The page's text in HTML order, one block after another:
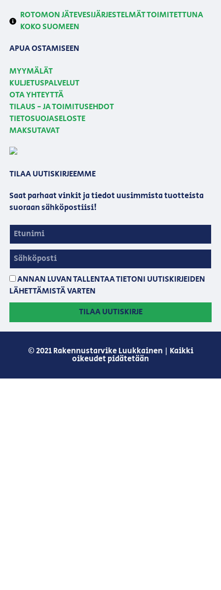
ROTOMON JÄTEVESIJÄRJESTELMÄT TOIMITETTUNA
KOKO SUOMEEN
APUA OSTAMISEEN
MYYMÄLÄT
KULJETUSPALVELUT
OTA YHTEYTTÄ
TILAUS - JA TOIMITUSEHDOT
TIETOSUOJASELOSTE
MAKSUTAVAT
TILAA UUTISKIRJEEMME
Saat parhaat vinkit ja tiedot uusimmista tuotteista
suoraan sähköpostiisi!
ANNAN LUVAN TALLENTAA TIETONI UUTISKIRJEIDEN
LÄHETTÄMISTÄ VARTEN
TILAA UUTISKIRJE
© 2021 Rakennustarvike Luukkainen | Kaikki
oikeudet pidätetään